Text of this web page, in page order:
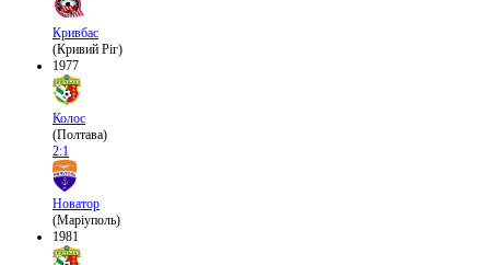
Кривбас
(Кривий Ріг)
1977
Колос
(Полтава)
2:1
Новатор
(Маріуполь)
1981